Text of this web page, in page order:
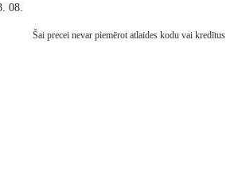
08.
Šai precei nevar piemērot atlaides kodu vai kredītus